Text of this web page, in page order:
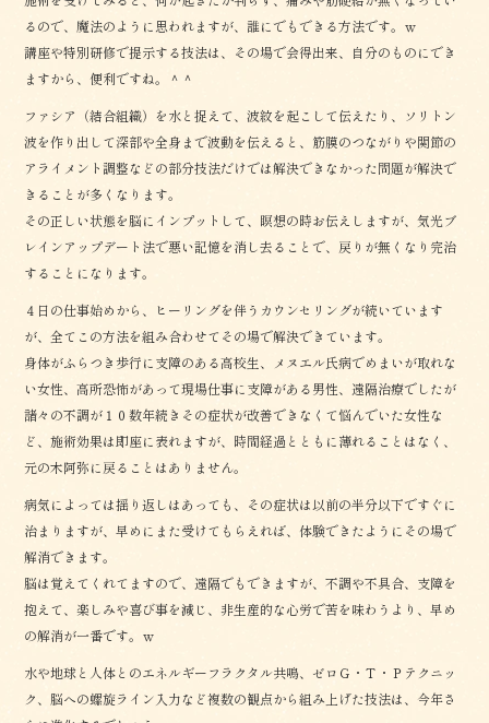
るので、魔法のように思われますが、誰にでもできる方法です。ｗ
講座や特別研修で提示する技法は、その場で会得出来、自分のものにでき
ますから、便利ですね。＾＾
ファシア（結合組織）を水と捉えて、波紋を起こして伝えたり、ソリトン
波を作り出して深部や全身まで波動を伝えると、筋膜のつながりや関節の
アライメント調整などの部分技法だけでは解決できなかった問題が解決で
きることが多くなります。
その正しい状態を脳にインプットして、瞑想の時お伝えしますが、気光ブ
レインアップデート法で悪い記憶を消し去ることで、戻りが無くなり完治
することになります。
４日の仕事始めから、ヒーリングを伴うカウンセリングが続いています
が、全てこの方法を組み合わせてその場で解決できています。
身体がふらつき歩行に支障のある高校生、メヌエル氏病でめまいが取れな
い女性、高所恐怖があって現場仕事に支障がある男性、遠隔治療でしたが
諸々の不調が１０数年続きその症状が改善できなくて悩んでいた女性な
ど、施術効果は即座に表れますが、時間経過とともに薄れることはなく、
元の木阿弥に戻ることはありません。
病気によっては揺り返しはあっても、その症状は以前の半分以下ですぐに
治まりますが、早めにまた受けてもらえれば、体験できたようにその場で
解消できます。
脳は覚えてくれてますので、遠隔でもできますが、不調や不具合、支障を
抱えて、楽しみや喜び事を減じ、非生産的な心労で苦を味わうより、早め
の解消が一番です。ｗ
水や地球と人体とのエネルギーフラクタル共鳴、ゼロＧ・Ｔ・Ｐテクニッ
ク、脳への螺旋ライン入力など複数の観点から組み上げた技法は、今年さ